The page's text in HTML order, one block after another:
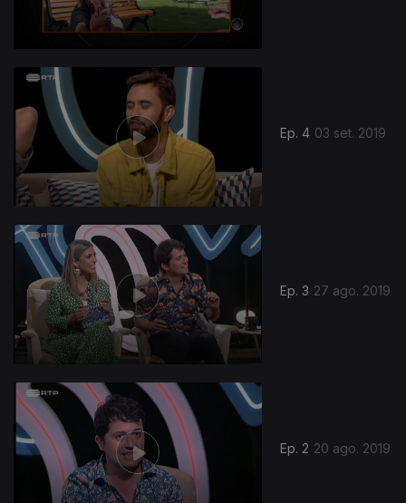
Ep. 4 03 set. 2019
Ep. 3 27 ago. 2019
Ep. 2 20 ago. 2019
423426